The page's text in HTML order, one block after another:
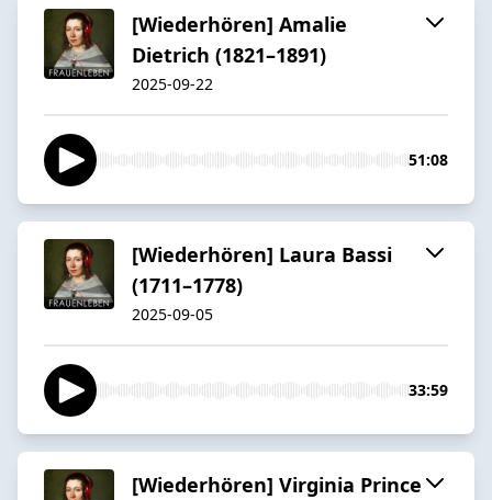
[Wiederhören] Amalie
Dietrich (1821–1891)
2025-09-22
51:08
[Wiederhören] Laura Bassi
(1711–1778)
2025-09-05
33:59
[Wiederhören] Virginia Prince